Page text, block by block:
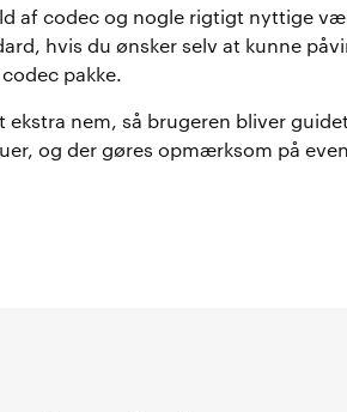
af codec og nogle rigtigt nyttige
hvis du ønsker selv at kunne
pakke.
ekstra nem, så brugeren bliver
og der gøres opmærksom på